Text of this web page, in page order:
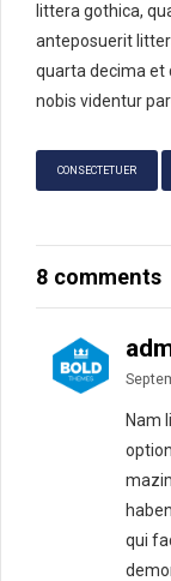
littera gothica,
anteposuerit
quarta decima et
nobis videntur
CONSECTETUER
8 comments
Nam
qui